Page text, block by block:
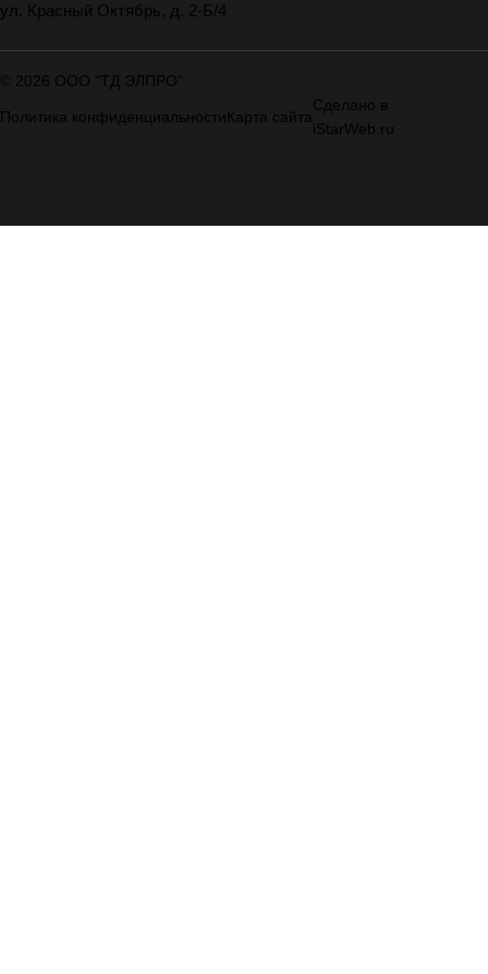
ул. Красный Октябрь, д. 2-Б/4
© 2026 ООО "ТД ЭЛПРО"
Политика конфиденциальности Карта сайта
Сделано в
iStarWeb.ru